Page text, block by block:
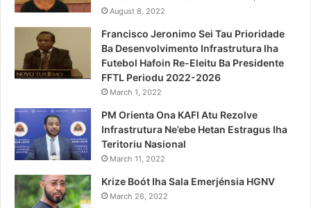
August 8, 2022
Francisco Jeronimo Sei Tau Prioridade
Ba Desenvolvimento Infrastrutura Iha
Futebol Hafoin Re-Eleitu Ba Presidente
FFTL Periodu 2022-2026
March 1, 2022
PM Orienta Ona KAFI Atu Rezolve
Infrastrutura Ne’ebe Hetan Estragus Iha
Teritoriu Nasional
March 11, 2022
Krize Boót Iha Sala Emerjénsia HGNV
March 26, 2022